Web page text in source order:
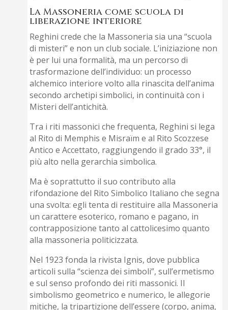
La Massoneria come scuola di
liberazione interiore
Reghini crede che la Massoneria sia una “scuola
di misteri” e non un club sociale. L’iniziazione non
è per lui una formalità, ma un percorso di
trasformazione dell’individuo: un processo
alchemico interiore volto alla rinascita dell’anima
secondo archetipi simbolici, in continuità con i
Misteri dell’antichità.
Tra i riti massonici che frequenta, Reghini si lega
al Rito di Memphis e Misraïm e al Rito Scozzese
Antico e Accettato, raggiungendo il grado 33°, il
più alto nella gerarchia simbolica.
Ma è soprattutto il suo contributo alla
rifondazione del Rito Simbolico Italiano che segna
una svolta: egli tenta di restituire alla Massoneria
un carattere esoterico, romano e pagano, in
contrapposizione tanto al cattolicesimo quanto
alla massoneria politicizzata.
Nel 1923 fonda la rivista Ignis, dove pubblica
articoli sulla “scienza dei simboli”, sull’ermetismo
e sul senso profondo dei riti massonici. Il
simbolismo geometrico e numerico, le allegorie
mitiche, la tripartizione dell’essere (corpo, anima,